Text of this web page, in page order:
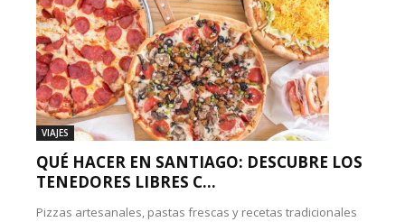
VIAJES
QUÉ HACER EN SANTIAGO: DESCUBRE LOS
TENEDORES LIBRES C...
Pizzas artesanales, pastas frescas y recetas tradicionales